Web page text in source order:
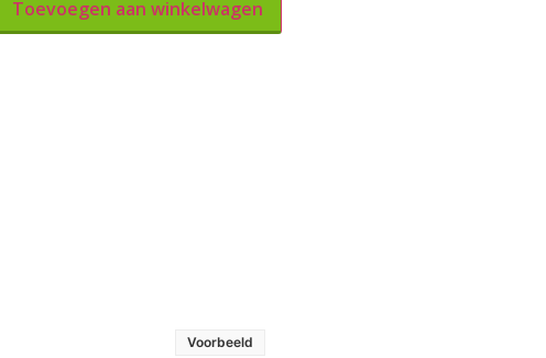
Voorbeeld
Toevoegen aan winkelwagen